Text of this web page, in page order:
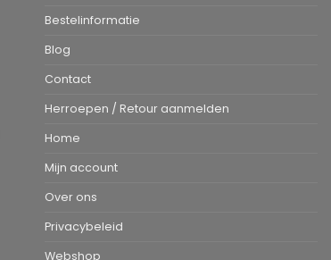
Bestelinformatie
Blog
Contact
Herroepen / Retour aanmelden
Home
Mijn account
Over ons
Privacybeleid
Webshop